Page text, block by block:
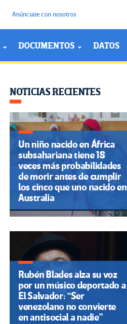
Anúnciate con nosotros
DOCUMENTOS DATOS
NOTICIAS RECIENTES
Un niño nacido en África
subsahariana tiene 18
veces más probabilidades
de morir antes de cumplir
los cinco que uno nacido en
Australia
Rubén Blades alza su voz
por un músico deportado a
El Salvador: “Ser
venezolano no convierte
en antisocial a nadie”